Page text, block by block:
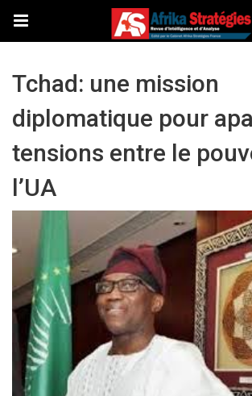
Tchad: une mission
diplomatique pour
tensions entre le
l’UA